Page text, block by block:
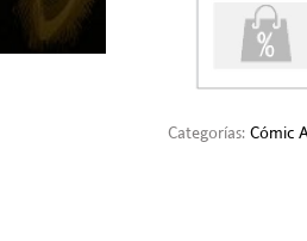
Categorías:Cómic